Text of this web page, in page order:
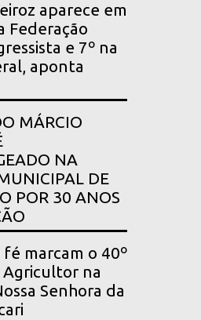
aparece em
Federação
e 7º na
aponta
MÁRCIO
NA
DE
POR 30 ANOS
fé marcam o 40º
na
Senhora da